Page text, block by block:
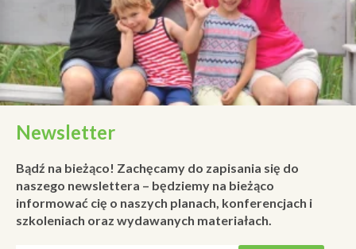
Newsletter
Bądź na bieżąco! Zachęcamy do zapisania się do
naszego newslettera – będziemy na bieżąco
informować cię o naszych planach, konferencjach i
szkoleniach oraz wydawanych materiałach.